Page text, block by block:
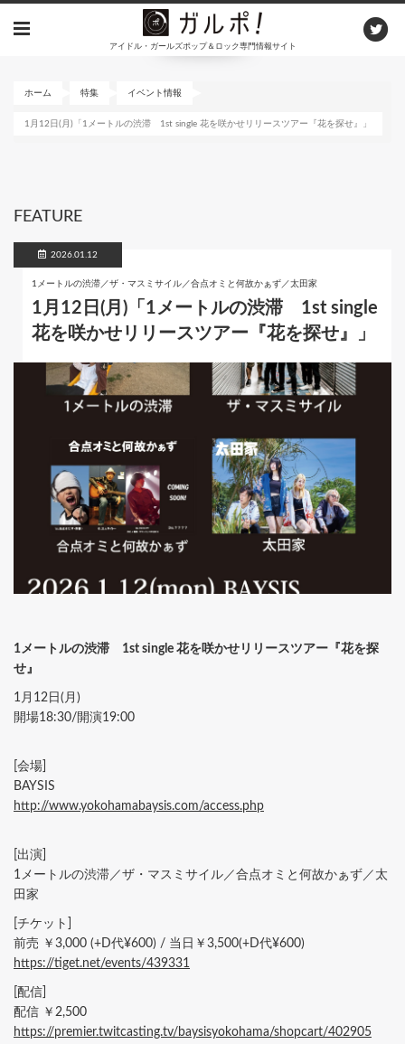
アイドル・ガールズポップ＆ロック専門情報サイト
ホーム 特集 イベント情報
1月12日(月)「1メートルの渋滞 1st single 花を咲かせリリースツアー『花を探せ』」
FEATURE
2026.01.12
1メートルの渋滞／ザ・マスミサイル／合点オミと何故かぁず／太田家
1月12日(月)「1メートルの渋滞 1st single
花を咲かせリリースツアー『花を探せ』」
1メートルの渋滞 1st single 花を咲かせリリースツアー『花を探
せ』
1月12日(月)
開場18:30/開演19:00
[会場]
BAYSIS
http://www.yokohamabaysis.com/access.php
[出演]
1メートルの渋滞／ザ・マスミサイル／合点オミと何故かぁず／太
田家
[チケット]
前売 ￥3,000 (+D代¥600) / 当日￥3,500(+D代¥600)
https://tiget.net/events/439331
[配信]
配信 ￥2,500
https://premier.twitcasting.tv/baysisyokohama/shopcart/402905